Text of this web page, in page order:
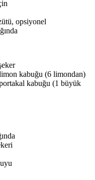
opsiyonel
kabuğu (6 limondan)
kabuğu (1 büyük